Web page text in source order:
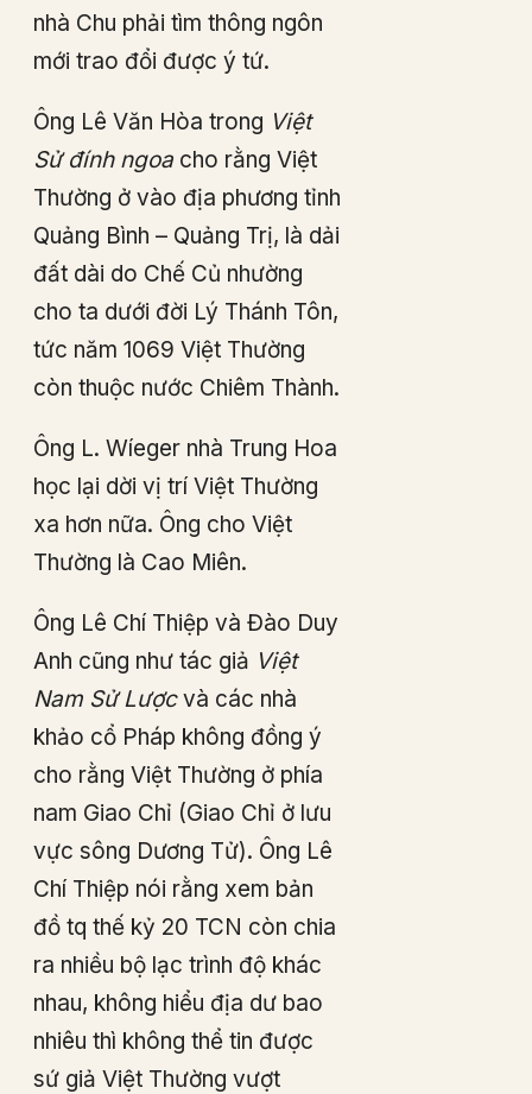
nhà Chu phải tìm thông ngôn
mới trao đổi được ý tứ.
Ông Lê Văn Hòa trong Việt
Sử đính ngoa cho rằng Việt
Thường ở vào địa phương tỉnh
Quảng Bình – Quảng Trị, là dải
đất dài do Chế Củ nhường
cho ta dưới đời Lý Thánh Tôn,
tức năm 1069 Việt Thường
còn thuộc nước Chiêm Thành.
Ông L. Wíeger nhà Trung Hoa
học lại dời vị trí Việt Thường
xa hơn nữa. Ông cho Việt
Thường là Cao Miên.
Ông Lê Chí Thiệp và Đào Duy
Anh cũng như tác giả Việt
Nam Sử Lượcvà các nhà
khảo cổ Pháp không đồng ý
cho rằng Việt Thường ở phía
nam Giao Chỉ (Giao Chỉ ở lưu
vực sông Dương Tử). Ông Lê
Chí Thiệp nói rằng xem bản
đồ tq thế kỷ 20 TCN còn chia
ra nhiều bộ lạc trình độ khác
nhau, không hiểu địa dư bao
nhiêu thì không thể tin được
sứ giả Việt Thường vượt